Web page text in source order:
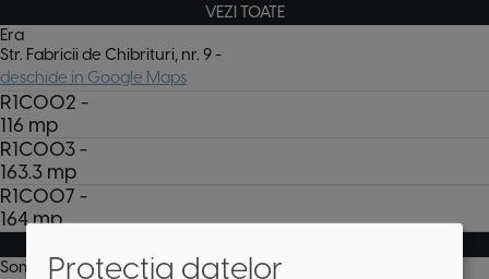
VEZI TOATE
Era
Str. Fabricii de Chibrituri, nr. 9-
deschide in Google Maps
R1C002 -
116 mp
R1C003 -
163.3 mp
R1C007 -
164mp
Someșului 15Protecția datelor